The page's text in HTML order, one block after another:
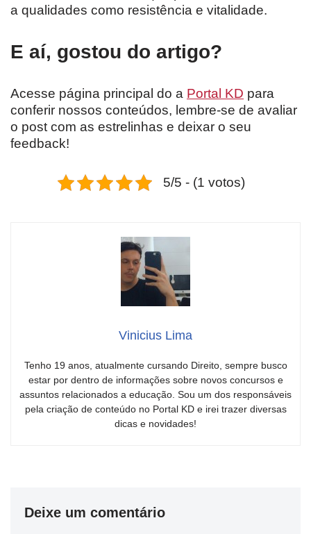
a qualidades como resistência e vitalidade.
E aí, gostou do artigo?
Acesse página principal do a Portal KD para
conferir nossos conteúdos, lembre-se de avaliar
o post com as estrelinhas e deixar o seu
feedback!
5/5 - (1 votos)
Vinicius Lima
Tenho 19 anos, atualmente cursando Direito, sempre busco
estar por dentro de informações sobre novos concursos e
assuntos relacionados a educação. Sou um dos responsáveis
pela criação de conteúdo no Portal KD e irei trazer diversas
dicas e novidades!
Deixe um comentário